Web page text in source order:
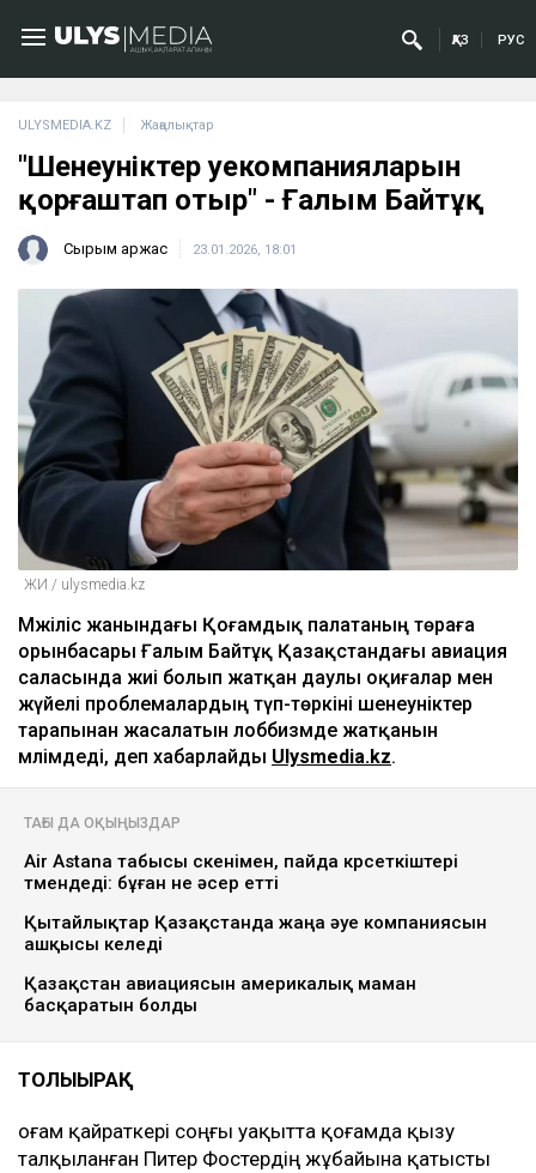
ҚАЗ РУС
ULYSMEDIA.KZ Жаңалықтар
"Шенеуніктер әуекомпанияларын
қорғаштап отыр" - Ғалым Байтұқ
Сырым Қаржас 23.01.2026, 18:01
ЖИ / ulysmedia.kz
Мәжіліс жанындағы Қоғамдық палатаның төраға
орынбасары Ғалым Байтұқ Қазақстандағы авиация
саласында жиі болып жатқан даулы оқиғалар мен
жүйелі проблемалардың түп-төркіні шенеуніктер
тарапынан жасалатын лоббизмде жатқанын
мәлімдеді, деп хабарлайды Ulysmedia.kz.
ТАҒЫ ДА ОҚЫҢЫЗДАР
Air Astana табысы өскенімен, пайда көрсеткіштері
төмендеді: бұған не әсер етті
Қытайлықтар Қазақстанда жаңа әуе компаниясын
ашқысы келеді
Қазақстан авиациясын америкалық маман
басқаратын болды
ТОЛЫҒЫРАҚ
Қоғам қайраткері соңғы уақытта қоғамда қызу
талқыланған Питер Фостердің жұбайына қатысты